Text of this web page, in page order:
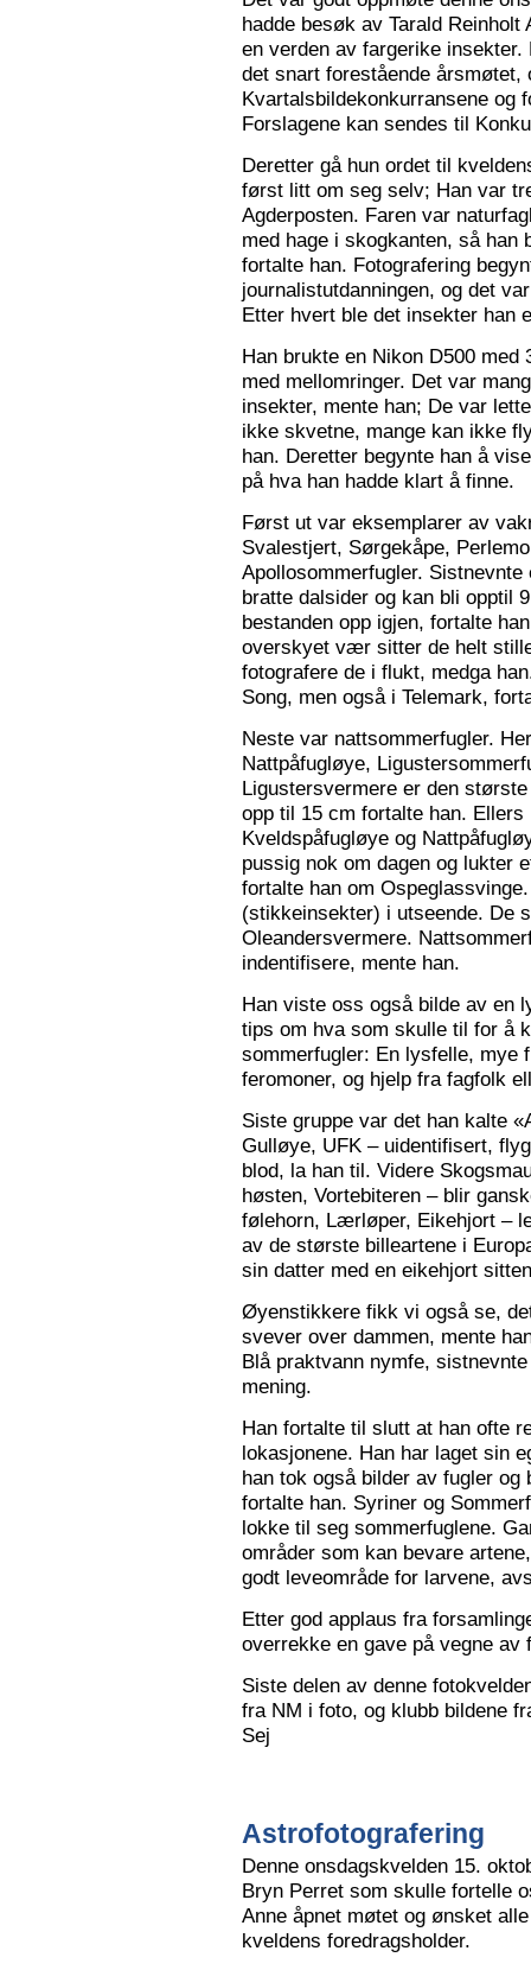
hadde besøk av Tarald
en verden av fargerike
det snart forestående
Kvartalsbildekonkurransene og
Forslagene kan sendes til
Deretter gå hun ordet til
først litt om seg selv; Han var
Agderposten. Faren var
med hage i skogkanten, så han
fortalte han. Fotografering
journalistutdanningen, og det
Etter hvert ble det insekter han
Han brukte en Nikon D500
med mellomringer. Det var
insekter, mente han; De var
ikke skvetne, mange kan ikke
han. Deretter begynte han å
på hva han hadde klart å finne.
Først ut var eksemplarer av
Svalestjert, Sørgekåpe,
Apollosommerfugler.
bratte dalsider og kan bli opptil
bestanden opp igjen, fortalte
overskyet vær sitter de helt
fotografere de i flukt, medga
Song, men også i Telemark,
Neste var nattsommerfugler.
Nattpåfugløye,
Ligustersvermere er den
opp til 15 cm fortalte han.
Kveldspåfugløye og
pussig nok om dagen og lukter
fortalte han om
(stikkeinsekter) i utseende. De
Oleandersvermere.
indentifisere, mente han.
Han viste oss også bilde av en
tips om hva som skulle til for å
sommerfugler: En lysfelle, mye
feromoner, og hjelp fra fagfolk
Siste gruppe var det han kalte
Gulløye, UFK – uidentifisert,
blod, la han til. Videre
høsten, Vortebiteren – blir
følehorn, Lærløper, Eikehjort –
av de største billeartene i
sin datter med en eikehjort
Øyenstikkere fikk vi også se,
svever over dammen, mente
Blå praktvann nymfe,
mening.
Han fortalte til slutt at han ofte
lokasjonene. Han har laget sin
han tok også bilder av fugler
fortalte han. Syriner og
lokke til seg sommerfuglene.
områder som kan bevare
godt leveområde for larvene,
Etter god applaus fra
overrekke en gave på vegne av
Siste delen av denne
fra NM i foto, og klubb bildene
Sej
Astrofotografering
Denne onsdagskvelden 15.
Bryn Perret som skulle fortelle
Anne åpnet møtet og ønsket
kveldens foredragsholder.